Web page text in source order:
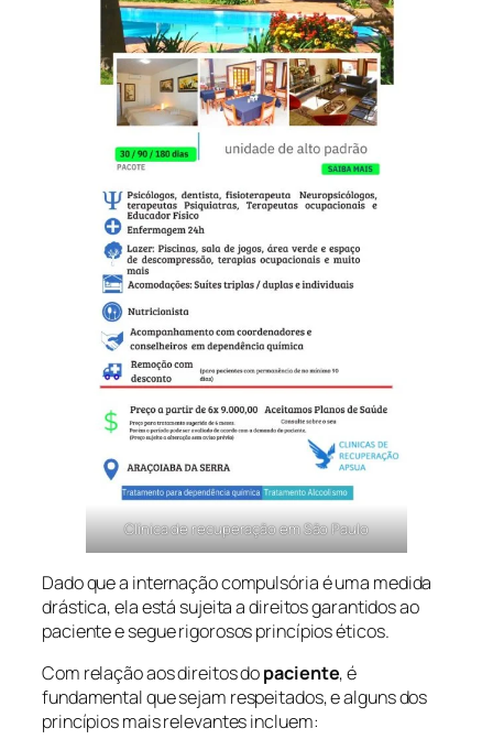
Clínica de recuperação em São Paulo
Dado que a internação compulsória é uma medida
drástica, ela está sujeita a direitos garantidos ao
paciente e segue rigorosos princípios éticos.
Com relação aos direitos dopaciente, é
fundamental que sejam respeitados, e alguns dos
princípios mais relevantes incluem: